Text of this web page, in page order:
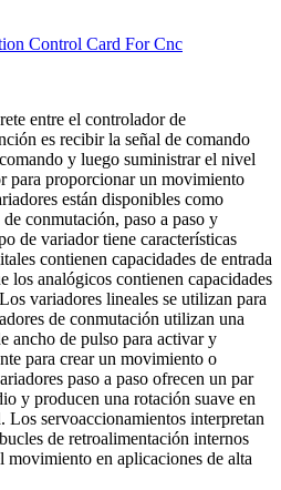
entre el controlador de
es recibir la señal de comando
y luego suministrar el nivel
para proporcionar un movimiento
están disponibles como
conmutación, paso a paso y
de variador tiene características
contienen capacidades de entrada
los analógicos contienen capacidades
variadores lineales se utilizan para
de conmutación utilizan una
ancho de pulso para activar y
para crear un movimiento o
paso a paso ofrecen un par
y producen una rotación suave en
servoaccionamientos interpretan
de retroalimentación internos
en aplicaciones de alta